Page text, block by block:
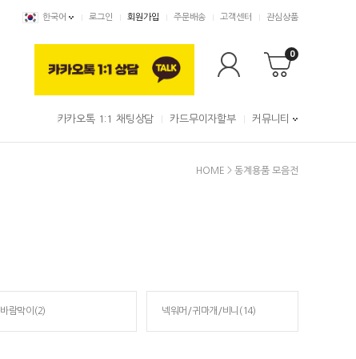
한국어 로그인 회원가입 주문배송 고객센터 관심상품
0
카카오톡 1:1 채팅상담 카드무이자할부 커뮤니티
HOME > 동계용품 모음전
바람막이(2) 넥워머/귀마개/비니(14)